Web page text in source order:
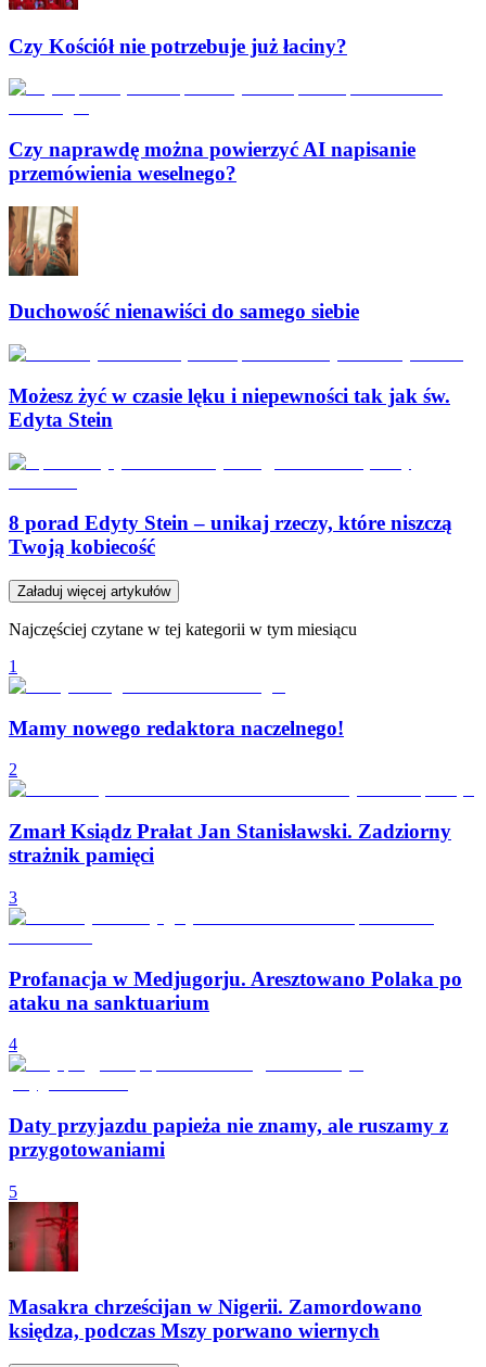
Czy Kościół nie potrzebuje już łaciny?
Czy naprawdę można powierzyć AI napisanie
przemówienia weselnego?
Duchowość nienawiści do samego siebie
Możesz żyć w czasie lęku i niepewności tak jak św.
Edyta Stein
8 porad Edyty Stein – unikaj rzeczy, które niszczą
Twoją kobiecość
Załaduj więcej artykułów
Najczęściej czytane w tej kategorii w tym miesiącu
1
Mamy nowego redaktora naczelnego!
2
Zmarł Ksiądz Prałat Jan Stanisławski. Zadziorny
strażnik pamięci
3
Profanacja w Medjugorju. Aresztowano Polaka po
ataku na sanktuarium
4
Daty przyjazdu papieża nie znamy, ale ruszamy z
przygotowaniami
5
Masakra chrześcijan w Nigerii. Zamordowano
księdza, podczas Mszy porwano wiernych